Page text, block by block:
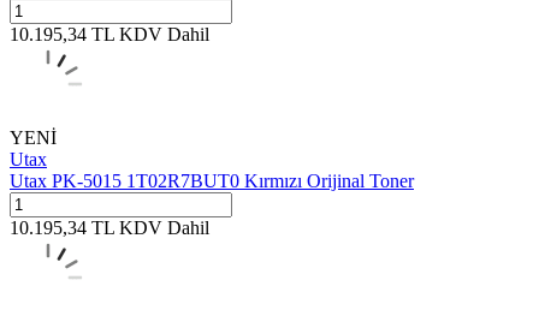
10.195,34 TL KDV Dahil
YENİ
Utax
Utax PK-5015 1T02R7BUT0 Kırmızı Orijinal Toner
10.195,34 TL KDV Dahil